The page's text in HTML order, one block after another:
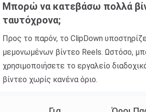
Μπορώ να κατεβάσω πολλά
ταυτόχρονα;
Προς το παρόν, το ClipDown
μεμονωμένων βίντεο Reels. Ωστόσο,
χρησιμοποιήσετε το εργαλείο
βίντεο χωρίς κανένα όριο.